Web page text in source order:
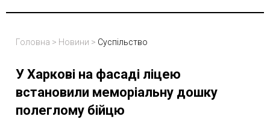
Головна > Новини > Суспільство
У Харкові на фасаді ліцею
встановили меморіальну дошку
полеглому бійцю